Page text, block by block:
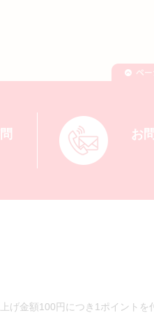
お
げ金額100円につき1ポイントを